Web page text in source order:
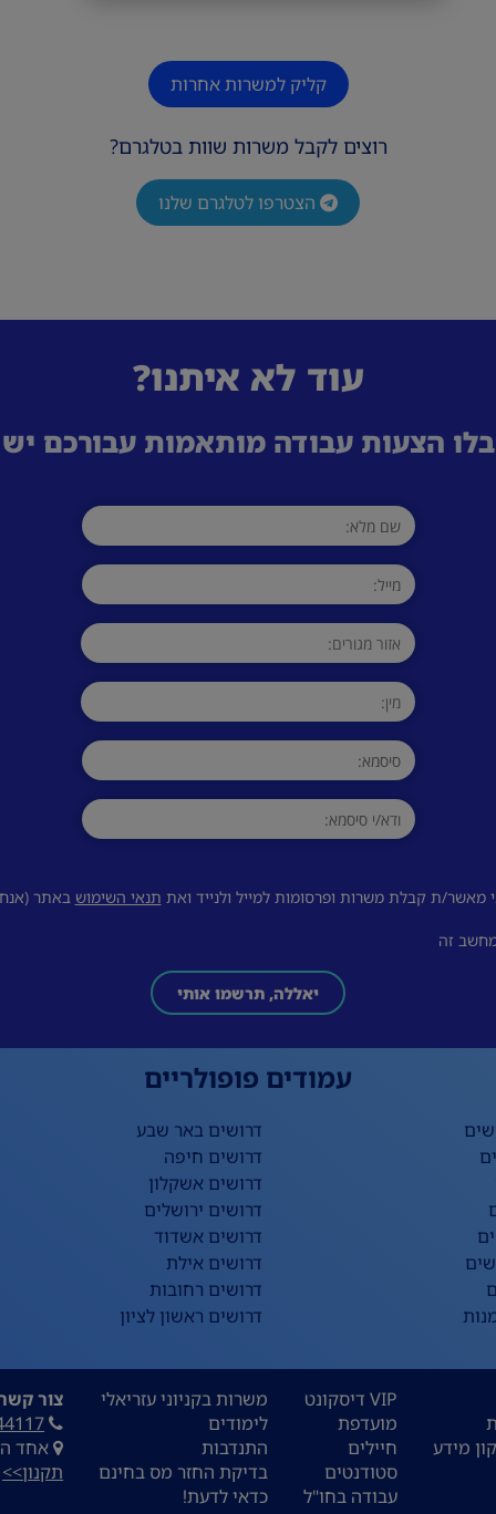
קליק למשרות אחרות
רוצים לקבל משרות שוות בטלגרם?
הצטרפו לטלגרם שלנו
עוד לא איתנו?
הצעות עבודה מותאמות עבורכם
מאשר/ת קבלת משרות ופרסומות למייל ולנייד ואת תנאי השימוש באתר
זה
יאללה, תרשמו אותי
עמודים פופולריים
דרושים באר שבע
דרושים חיפה
דרושים אשקלון
דרושים ירושלים
דרושים אשדוד
דרושים אילת
דרושים רחובות
דרושים ראשון לציון
מידע
VIP דיסקונט
מועדפת
חיילים
סטודנטים
עבודה בחו"ל
משרות בקניוני עזריאלי
לימודים
התנדבות
בדיקת החזר מס בחינם
כדאי לדעת!
צור
אחד העם 9,
תקנון>>